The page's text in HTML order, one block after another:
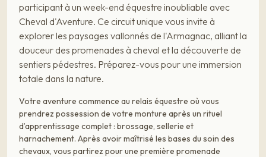
participant à un week-end équestre inoubliable avec
Cheval d'Aventure. Ce circuit unique vous invite à
explorer les paysages vallonnés de l'Armagnac, alliant la
douceur des promenades à cheval et la découverte de
sentiers pédestres. Préparez-vous pour une immersion
totale dans la nature.
Votre aventure commence au relais équestre où vous
prendrez possession de votre monture après un rituel
d’apprentissage complet : brossage, sellerie et
harnachement. Après avoir maîtrisé les bases du soin des
chevaux, vous partirez pour une première promenade